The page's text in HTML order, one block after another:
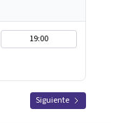
19:00
Siguiente